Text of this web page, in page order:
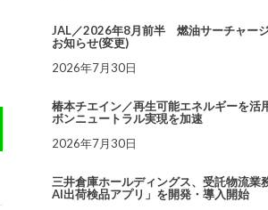
JAL／2026年8月前半 燃油サーチャー
お知らせ(変更)
2026年7月30日
椿本チエイン／再生可能エネルギーを活
ボンニュートラル実現を加速
2026年7月30日
三井倉庫ホールディングス、受託物流業
AI出荷検品アプリ」を開発・導入開始